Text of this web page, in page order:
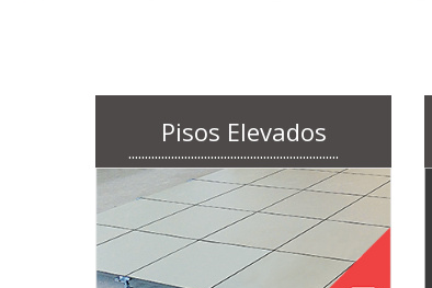
Pisos Elevados
................................................................